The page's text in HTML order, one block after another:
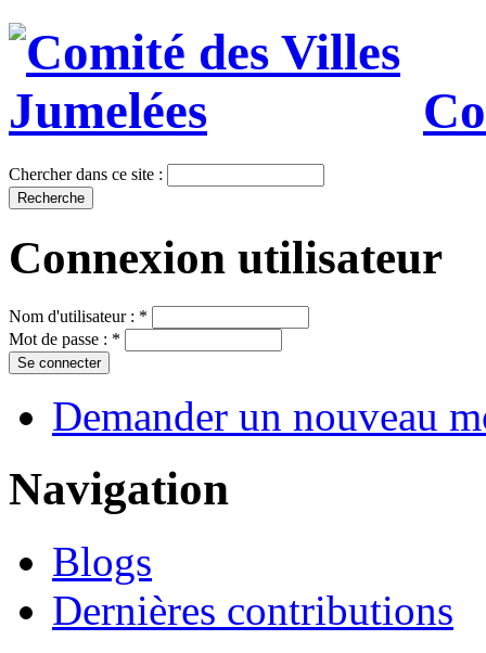
Chercher dans ce site :
Connexion utilisateur
Nom d'utilisateur : *
Mot de passe : *
Demander un nouveau
Navigation
Blogs
Dernières contributions